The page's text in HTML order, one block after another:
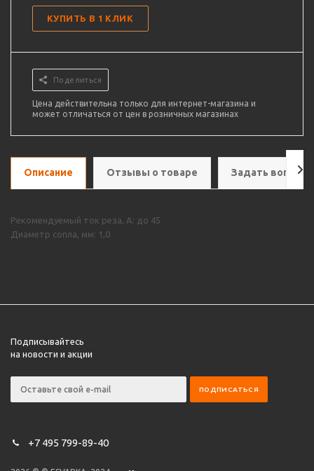
КУПИТЬ В 1 КЛИК
Поделиться
Цена действительна только для интернет-магазина и
может отличаться от цен в розничных магазинах
Описание Отзывы о товаре Задать вопрос
Рекомендуемый ток реза, А: до 45
Диаметр сопла, мм: 1,0
Подписывайтесь
на новости и акции
+7 495 799-89-40